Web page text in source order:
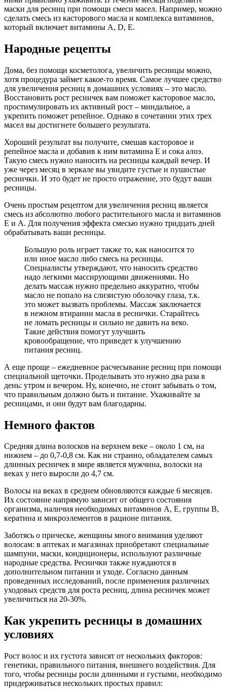
маски для ресниц при помощи смеси масел. Например, можно
сделать смесь из касторового масла и комплекса витаминов,
который включает витамины А, D, Е.
Народные рецепты
Дома, без помощи косметолога, увеличить ресницы можно,
хотя процедура займет какое-то время. Самое лучшее средство
для увеличения ресниц в домашних условиях – это масло.
Восстановить рост ресничек вам поможет касторовое масло,
простимулировать их активный рост – миндальное, а
укрепить поможет репейное. Однако в сочетании этих трех
масел вы достигнете большего результата.
Хороший результат вы получите, смешав касторовое и
репейное масла и добавив к ним витамина Е и сока алоэ.
Такую смесь нужно наносить на ресницы каждый вечер. И
уже через месяц в зеркале вы увидите густые и пушистые
реснички. И это будет не просто отражение, это будут ваши
ресницы.
Очень простым рецептом для увеличения ресниц является
смесь из абсолютно любого растительного масла и витаминов
Е и А. Для получения эффекта смесью нужно тридцать дней
обрабатывать ваши ресницы.
Большую роль играет также то, как наносится то
или иное масло либо смесь на ресницы.
Специалисты утверждают, что наносить средство
надо легкими массирующими движениями. Но
делать массаж нужно предельно аккуратно, чтобы
масло не попало на слизистую оболочку глаза, т.к.
это может вызвать проблемы. Массаж заключается
в нежном втирании масла в реснички. Старайтесь
не ломать ресницы и сильно не давить на веко.
Такие действия помогут улучшить
кровообращение, что приведет к улучшению
питания ресниц.
А еще проще – ежедневное расчесывание ресниц при помощи
специальной щеточки. Проделывать это нужно два раза в
день: утром и вечером. Ну, конечно, не стоит забывать о том,
что правильным должно быть и питание. Ухаживайте за
ресницами, и они будут вам благодарны.
Немного фактов
Средняя длина волосков на верхнем веке – около 1 см, на
нижнем – до 0,7-0,8 см. Как ни странно, обладателем самых
длинных ресничек в мире является мужчина, волоски на
веках у него выросли до 4,7 см.
Волосы на веках в среднем обновляются каждые 6 месяцев.
Их состояние напрямую зависит от общего состояния
организма, наличия необходимых витаминов А, Е, группы В,
кератина и микроэлементов в рационе питания.
Заботясь о прическе, женщины много внимания уделяют
волосам: в аптеках и магазинах приобретают специальные
шампуни, маски, кондиционеры, используют различные
народные средства. Реснички также нуждаются в
дополнительном питании и уходе. Согласно данным
проведенных исследований, после применения различных
уходовых средств для роста ресниц, длина ресничек может
увеличиться на 20-30%.
Как укрепить ресницы в домашних
условиях
Рост волос и их густота зависят от нескольких факторов:
генетики, правильного питания, внешнего воздействия. Для
того, чтобы ресницы росли длинными и густыми, необходимо
придерживаться нескольких простых правил: